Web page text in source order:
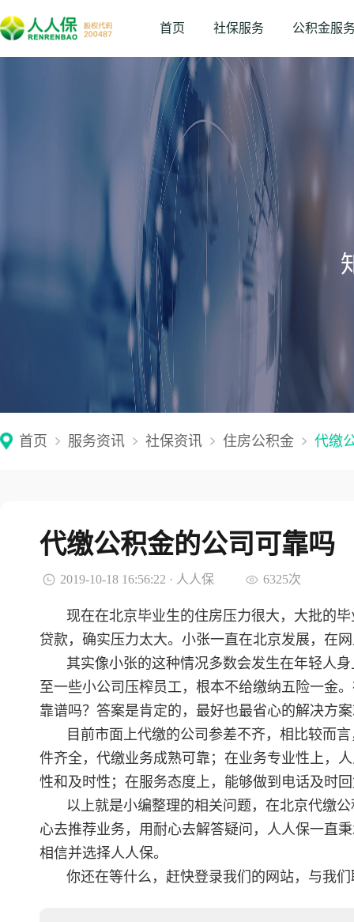
首页 社保服务 公积金服
首页 服务资讯 社保资讯 住房公积金 代缴
代缴公积金的公司可靠吗
2019-10-18 16:56:22 · 人人保 6325次
现在在北京毕业生的住房压力很大，大批的
贷款，确实压力太大。小张一直在北京发展，在
其实像小张的这种情况多数会发生在年轻人
至一些小公司压榨员工，根本不给缴纳五险一金
靠谱吗？答案是肯定的，最好也最省心的解决方
目前市面上代缴的公司参差不齐，相比较而
件齐全，代缴业务成熟可靠；在业务专业性上，
性和及时性；在服务态度上，能够做到电话及时
以上就是小编整理的相关问题，在北京代缴
心去推荐业务，用耐心去解答疑问，人人保一直
相信并选择人人保。
你还在等什么，赶快登录我们的网站，与我